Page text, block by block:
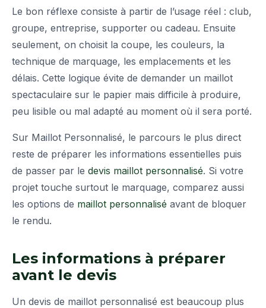
Le bon réflexe consiste à partir de l’usage réel : club,
groupe, entreprise, supporter ou cadeau. Ensuite
seulement, on choisit la coupe, les couleurs, la
technique de marquage, les emplacements et les
délais. Cette logique évite de demander un maillot
spectaculaire sur le papier mais difficile à produire,
peu lisible ou mal adapté au moment où il sera porté.
Sur Maillot Personnalisé, le parcours le plus direct
reste de préparer les informations essentielles puis
de passer par le devis maillot personnalisé. Si votre
projet touche surtout le marquage, comparez aussi
les options de maillot personnalisé avant de bloquer
le rendu.
Les informations à préparer
avant le devis
Un devis de maillot personnalisé est beaucoup plus